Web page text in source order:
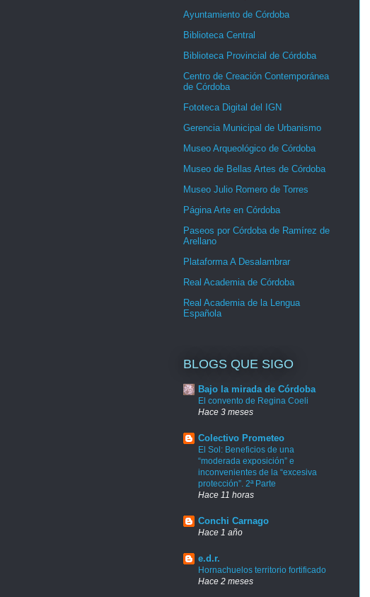
Ayuntamiento de Córdoba
Biblioteca Central
Biblioteca Provincial de Córdoba
Centro de Creación Contemporánea
de Córdoba
Fototeca Digital del IGN
Gerencia Municipal de Urbanismo
Museo Arqueológico de Córdoba
Museo de Bellas Artes de Córdoba
Museo Julio Romero de Torres
Página Arte en Córdoba
Paseos por Córdoba de Ramírez de
Arellano
Plataforma A Desalambrar
Real Academia de Córdoba
Real Academia de la Lengua
Española
BLOGS QUE SIGO
Bajo la mirada de Córdoba
El convento de Regina Coeli
Hace 3 meses
Colectivo Prometeo
El Sol: Beneficios de una
“moderada exposición” e
inconvenientes de la “excesiva
protección”. 2ª Parte
Hace 11 horas
Conchi Carnago
Hace 1 año
e.d.r.
Hornachuelos territorio fortificado
Hace 2 meses